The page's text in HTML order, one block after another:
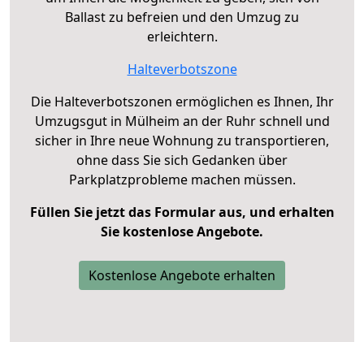
Ballast zu befreien und den Umzug zu
erleichtern.
Halteverbotszone
Die Halteverbotszonen ermöglichen es Ihnen, Ihr
Umzugsgut in Mülheim an der Ruhr schnell und
sicher in Ihre neue Wohnung zu transportieren,
ohne dass Sie sich Gedanken über
Parkplatzprobleme machen müssen.
Füllen Sie jetzt das Formular aus, und erhalten
Sie kostenlose Angebote.
Kostenlose Angebote erhalten